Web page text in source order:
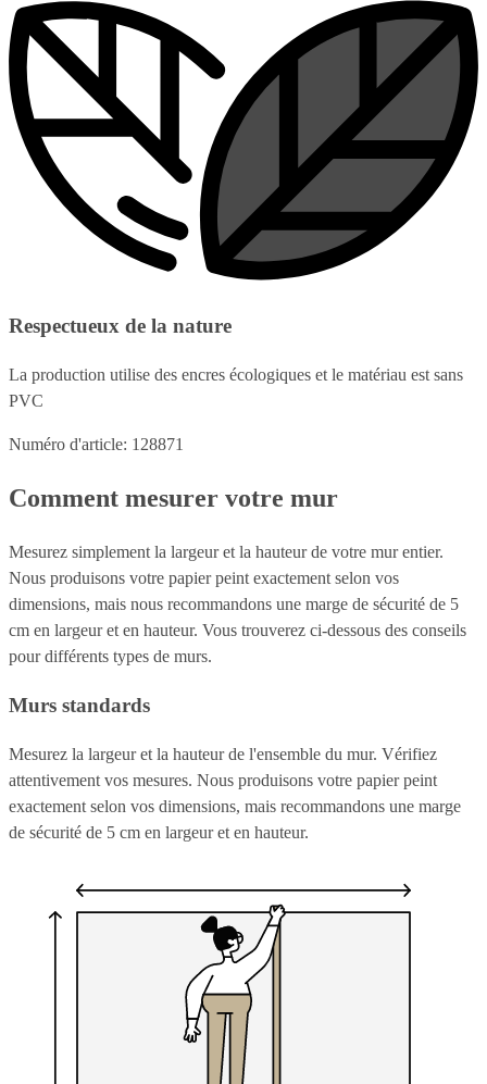
Respectueux de la nature
La production utilise des encres écologiques et le matériau est sans
PVC
Numéro d'article: 128871
Comment mesurer votre mur
Mesurez simplement la largeur et la hauteur de votre mur entier.
Nous produisons votre papier peint exactement selon vos
dimensions, mais nous recommandons une marge de sécurité de 5
cm en largeur et en hauteur. Vous trouverez ci-dessous des conseils
pour différents types de murs.
Murs standards
Mesurez la largeur et la hauteur de l'ensemble du mur. Vérifiez
attentivement vos mesures. Nous produisons votre papier peint
exactement selon vos dimensions, mais recommandons une marge
de sécurité de 5 cm en largeur et en hauteur.